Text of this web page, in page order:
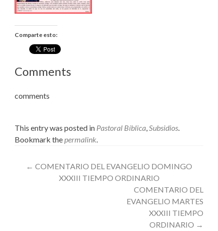
Comparte esto:
Comments
comments
This entry was posted in Pastoral Bíblica,Subsidios.
Bookmark thepermalink.
Post
navigation
← COMENTARIO DEL EVANGELIO DOMINGO
XXXIII TIEMPO ORDINARIO
COMENTARIO DEL
EVANGELIO MARTES
XXXIII TIEMPO
ORDINARIO →